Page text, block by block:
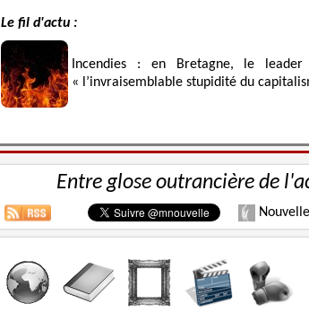
Le fil d'actu :
Incendies : en Bretagne, le leader
« l’invraisemblable stupidité du
Entre glose outrancière de